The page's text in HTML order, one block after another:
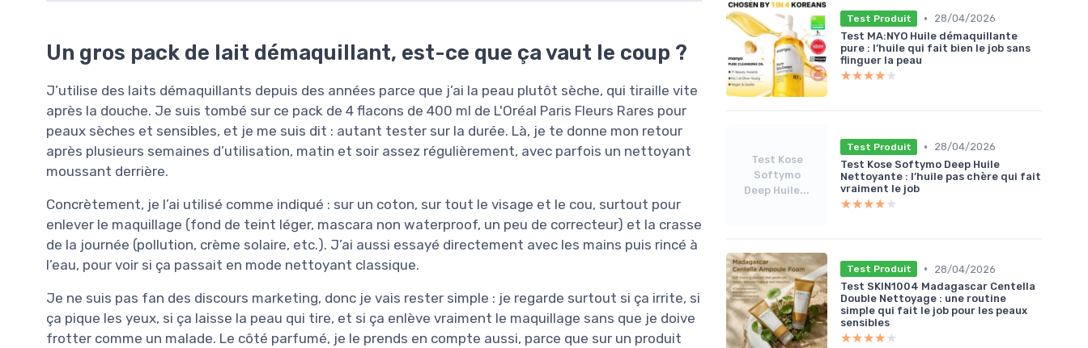
Un gros pack de lait démaquillant, est-ce que ça vaut le coup ?
J’utilise des laits démaquillants depuis des années parce que j’ai la peau plutôt sèche, qui tiraille vite
après la douche. Je suis tombé sur ce pack de 4 flacons de 400 ml de L'Oréal Paris Fleurs Rares pour
peaux sèches et sensibles, et je me suis dit : autant tester sur la durée. Là, je te donne mon retour
après plusieurs semaines d’utilisation, matin et soir assez régulièrement, avec parfois un nettoyant
moussant derrière.
Concrètement, je l’ai utilisé comme indiqué : sur un coton, sur tout le visage et le cou, surtout pour
enlever le maquillage (fond de teint léger, mascara non waterproof, un peu de correcteur) et la crasse
de la journée (pollution, crème solaire, etc.). J’ai aussi essayé directement avec les mains puis rincé à
l’eau, pour voir si ça passait en mode nettoyant classique.
Je ne suis pas fan des discours marketing, donc je vais rester simple : je regarde surtout si ça irrite, si
ça pique les yeux, si ça laisse la peau qui tire, et si ça enlève vraiment le maquillage sans que je doive
frotter comme un malade. Le côté parfumé, je le prends en compte aussi, parce que sur un produit
Test Produit •
28/04/2026
Test MA:NYO Huile démaquillante
pure : l’huile qui fait bien le job sans
flinguer la peau
★★★★★
★★★★★
Test Kose
Softymo
Deep Huile...
Test Produit •
28/04/2026
Test Kose Softymo Deep Huile
Nettoyante : l’huile pas chère qui fait
vraiment le job
★★★★★
★★★★★
Test Produit •
28/04/2026
Test SKIN1004 Madagascar Centella
Double Nettoyage : une routine
simple qui fait le job pour les peaux
sensibles
★★★★★
★★★★★